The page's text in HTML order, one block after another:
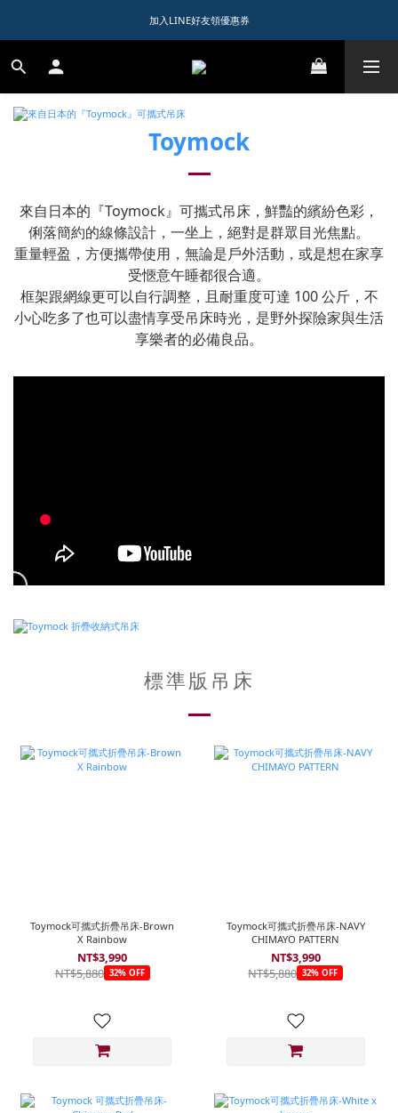
1️⃣ 加入會員送$150購物金
加入LINE好友領優惠券
1️⃣ 加入會員送$150購物金
Toymock
來自日本的『Toymock』可攜式吊床，鮮豔的繽紛色彩，
俐落簡約的線條設計，一坐上，絕對是群眾目光焦點。
重量輕盈，方便攜帶使用，無論是戶外活動，或是想在家享
受愜意午睡都很合適。
框架跟網線更可以自行調整，且耐重度可達 100 公斤，不
小心吃多了也可以盡情享受吊床時光，是野外探險家與生活
享樂者的必備良品。
標準版吊床
Toymock可攜式折疊吊床-Brown
X Rainbow
NT$3,990
NT$5,880 32% OFF
Toymock可攜式折疊吊床-NAVY
CHIMAYO PATTERN
NT$3,990
NT$5,880 32% OFF